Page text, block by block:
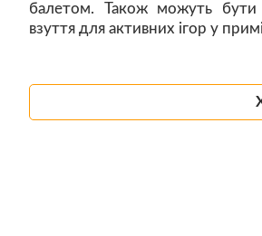
балетом. Також можуть бути
взуття для активних ігор у